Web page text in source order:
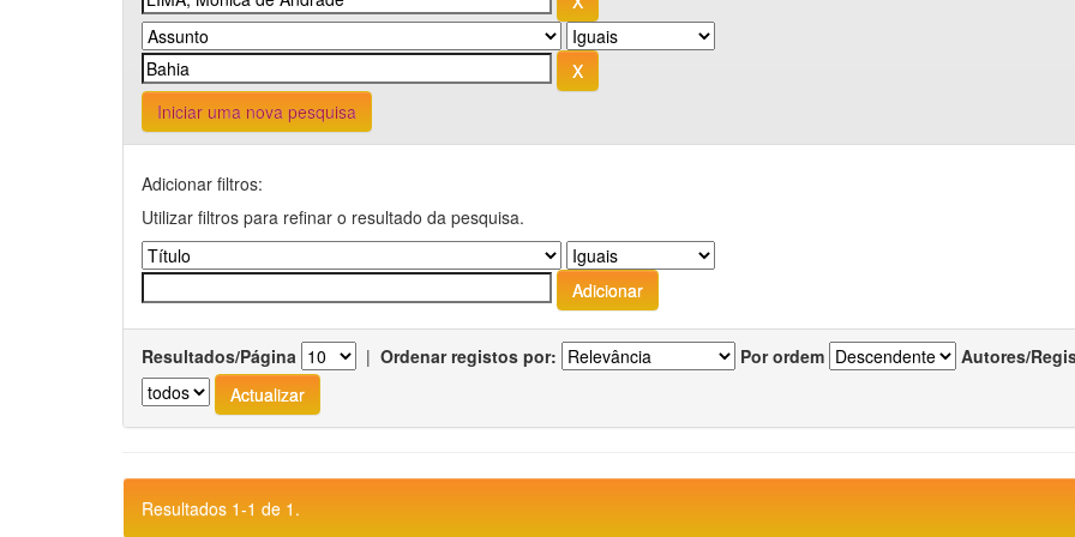
Iniciar uma nova pesquisa
Adicionar filtros:
Utilizar filtros para refinar o resultado da pesquisa.
Resultados/Página | Ordenar registos por: Por ordem Autores/
Resultados 1-1 de 1.